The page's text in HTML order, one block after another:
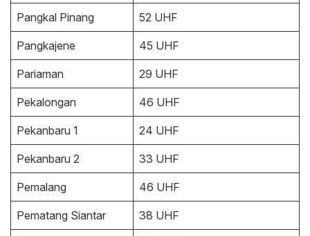
Pangkal Pinang 52 UHF
Pangkajene 45 UHF
Pariaman 29 UHF
Pekalongan 46 UHF
Pekanbaru 1 24 UHF
Pekanbaru 2 33 UHF
Pemalang 46 UHF
Pematang Siantar 38 UHF